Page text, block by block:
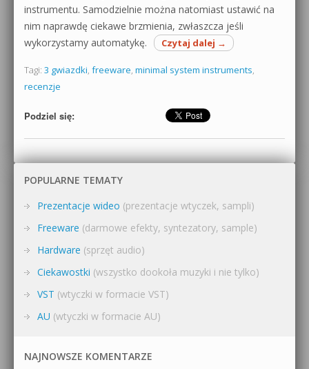
instrumentu. Samodzielnie można natomiast ustawić na
nim naprawdę ciekawe brzmienia, zwłaszcza jeśli
wykorzystamy automatykę.
Czytaj dalej →
Tagi: 3 gwiazdki, freeware, minimal system instruments,
recenzje
Podziel się:
POPULARNE TEMATY
Prezentacje wideo (prezentacje wtyczek, sampli)
Freeware (darmowe efekty, syntezatory, sample)
Hardware (sprzęt audio)
Ciekawostki (wszystko dookoła muzyki i nie tylko)
VST (wtyczki w formacie VST)
AU (wtyczki w formacie AU)
NAJNOWSZE KOMENTARZE